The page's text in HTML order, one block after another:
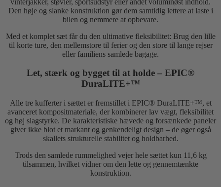
Den høje og slanke konstruktion gør dem samtidig lettere at laste i
bilen og nemmere at opbevare.
Med et komplet sæt får du den ultimative fleksibilitet: Brug den lille
til korte ture, den mellemstore til ferier og den store til lange rejser
eller familiens samlede bagage.
Let, stærk og bygget til at holde – EPIC®
DuraLITE+™
Alle tre kufferter i sættet er fremstillet i EPIC® DuraLITE+™, et
avanceret kompositmateriale, der kombinerer lav vægt, fleksibilitet
og høj slagstyrke. De karakteristiske hævede og forsænkede paneler
giver ikke blot et markant og genkendeligt design – de øger også
skallets strukturelle stabilitet og holdbarhed.
Trods den samlede rummelighed vejer hele sættet kun 11,6 kg
tilsammen, hvilket vidner om den lette og gennemtænkte
konstruktion.